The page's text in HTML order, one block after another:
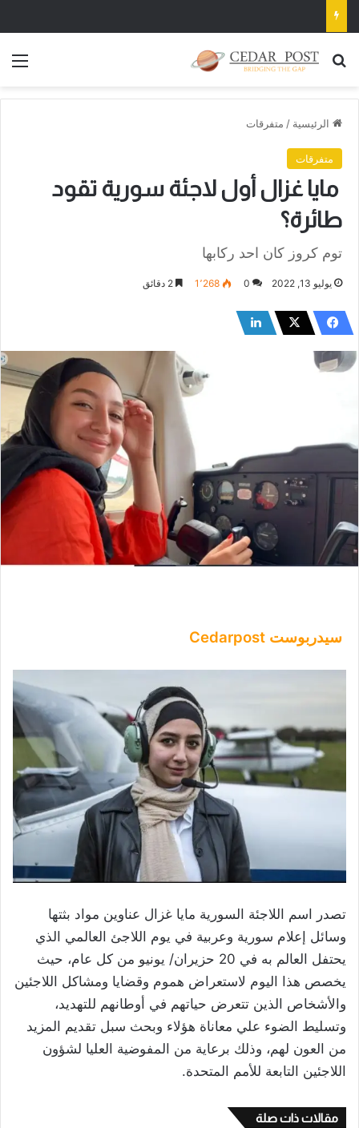
بحث عن
الرئيسية / متفرقات
متفرقات
مايا غزال أول لاجئة سورية تقود
طائرة؟
توم كروز كان احد ركابها
يوليو 13, 2022 0 1٬268
سيدربوست Cedarpost
تصدر اسم اللاجئة السورية مايا غزال عناوين مواد بثتها
وسائل إعلام سورية وعربية في يوم اللاجئ العالمي الذي
يحتفل العالم به في 20 حزيران/ يونيو من كل عام، حيث
يخصص هذا اليوم لاستعراض هموم وقضايا ومشاكل اللاجئين
والأشخاص الذين تتعرض حياتهم في أوطانهم للتهديد،
وتسليط الضوء علي معاناة هؤلاء وبحث سبل تقديم المزيد
من العون لهم، وذلك برعاية من المفوضية العليا لشؤون
اللاجئين التابعة للأمم المتحدة.
مقالات ذات صلة